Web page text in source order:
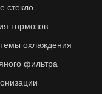
стекло
тормозов
охлаждения
фильтра